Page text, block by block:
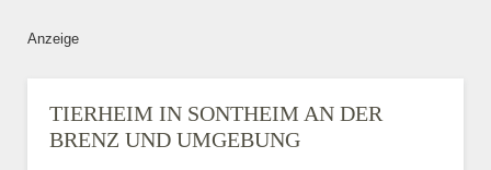
Anzeige
TIERHEIM IN SONTHEIM AN DER
BRENZ UND UMGEBUNG